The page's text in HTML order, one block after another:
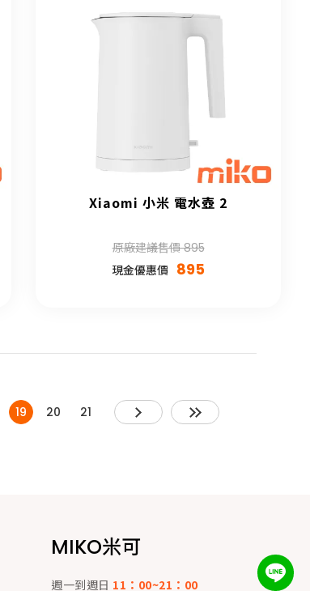
Xiaomi 小米 電水壺 2
原廠建議售價 895
現金優惠價 895
19 20 21
MIKO米可
週一到週日 11：00~21：00